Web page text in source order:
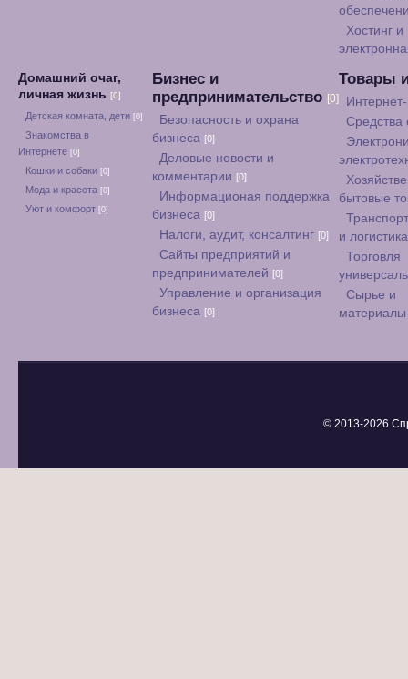
Хостинг и
Домашний очаг,
личная жизнь [0]
Детская комната, дети [0]
Знакомства в
Интернете [0]
Кошки и собаки [0]
Мода и красота [0]
Уют и комфорт [0]
Бизнес и
предпринимательство [0]
Безопасность и охрана
бизнеса [0]
Деловые новости и
комментарии [0]
Информационая поддержка
бизнеса [0]
Налоги, аудит, консалтинг [0]
Сайты предприятий и
предпринимателей [0]
Управление и организация
бизнеса [0]
Товары
Средства
бытовые
и
Торговля
Сырье и
© 2013-2026